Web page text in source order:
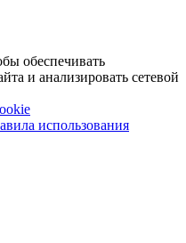
обеспечивать
и анализировать сетевой
использования